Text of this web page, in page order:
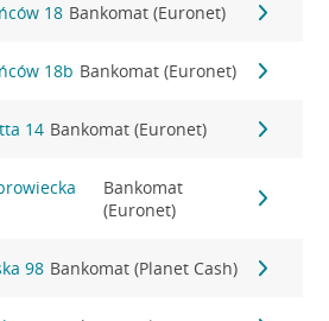
18 Bankomat (Euronet)
18b Bankomat (Euronet)
14 Bankomat (Euronet)
Bankomat
(Euronet)
98 Bankomat (Planet Cash)